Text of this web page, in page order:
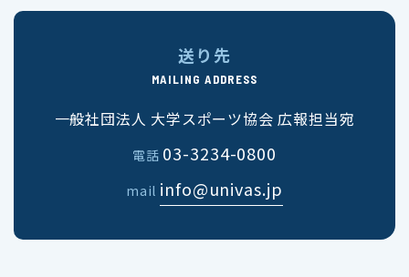
送り先
MAILING ADDRESS
一般社団法人 大学スポーツ協会 広報担当宛
電話 03-3234-0800
mail info@univas.jp